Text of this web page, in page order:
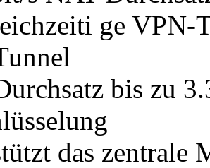
ge VPN-
bis zu
das zentrale